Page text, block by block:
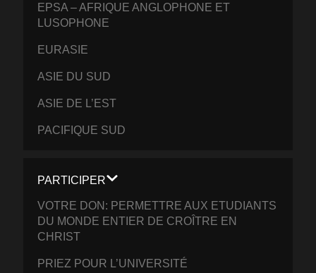
EPSA – AFRIQUE ANGLOPHONE ET
LUSOPHONE
EURASIE
ASIE DU SUD
ASIE DE L’EST
PACIFIQUE SUD
PARTICIPER
VOTRE DON: PERMETTRE AUX ETUDIANTS
DU MONDE ENTIER DE CROÎTRE EN
CHRIST
PRIEZ POUR L’UNIVERSITÉ